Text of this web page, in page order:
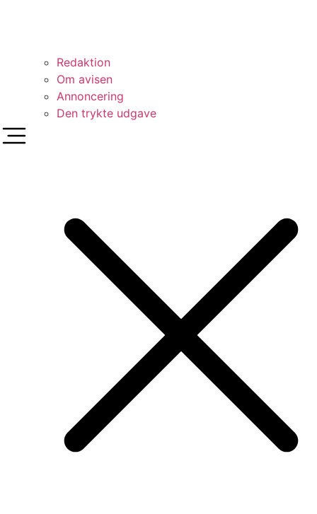
Redaktion
Om avisen
Annoncering
Den trykte udgave